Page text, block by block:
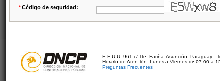
*Código de seguridad:
E.E.U.U. 961 c/ Tte. Fariña. Asunción, Paraguay -
Horario de Atención: Lunes a Viernes de 07:00 a
Preguntas Frecuentes